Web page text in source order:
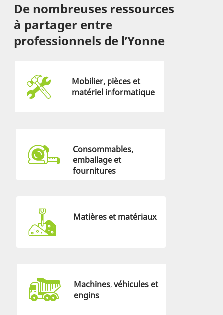
De nombreuses ressources
à partager entre
professionnels de l’Yonne
Mobilier, pièces et
matériel informatique
Consommables,
emballage et
fournitures
Matières et matériaux
Machines, véhicules et
engins